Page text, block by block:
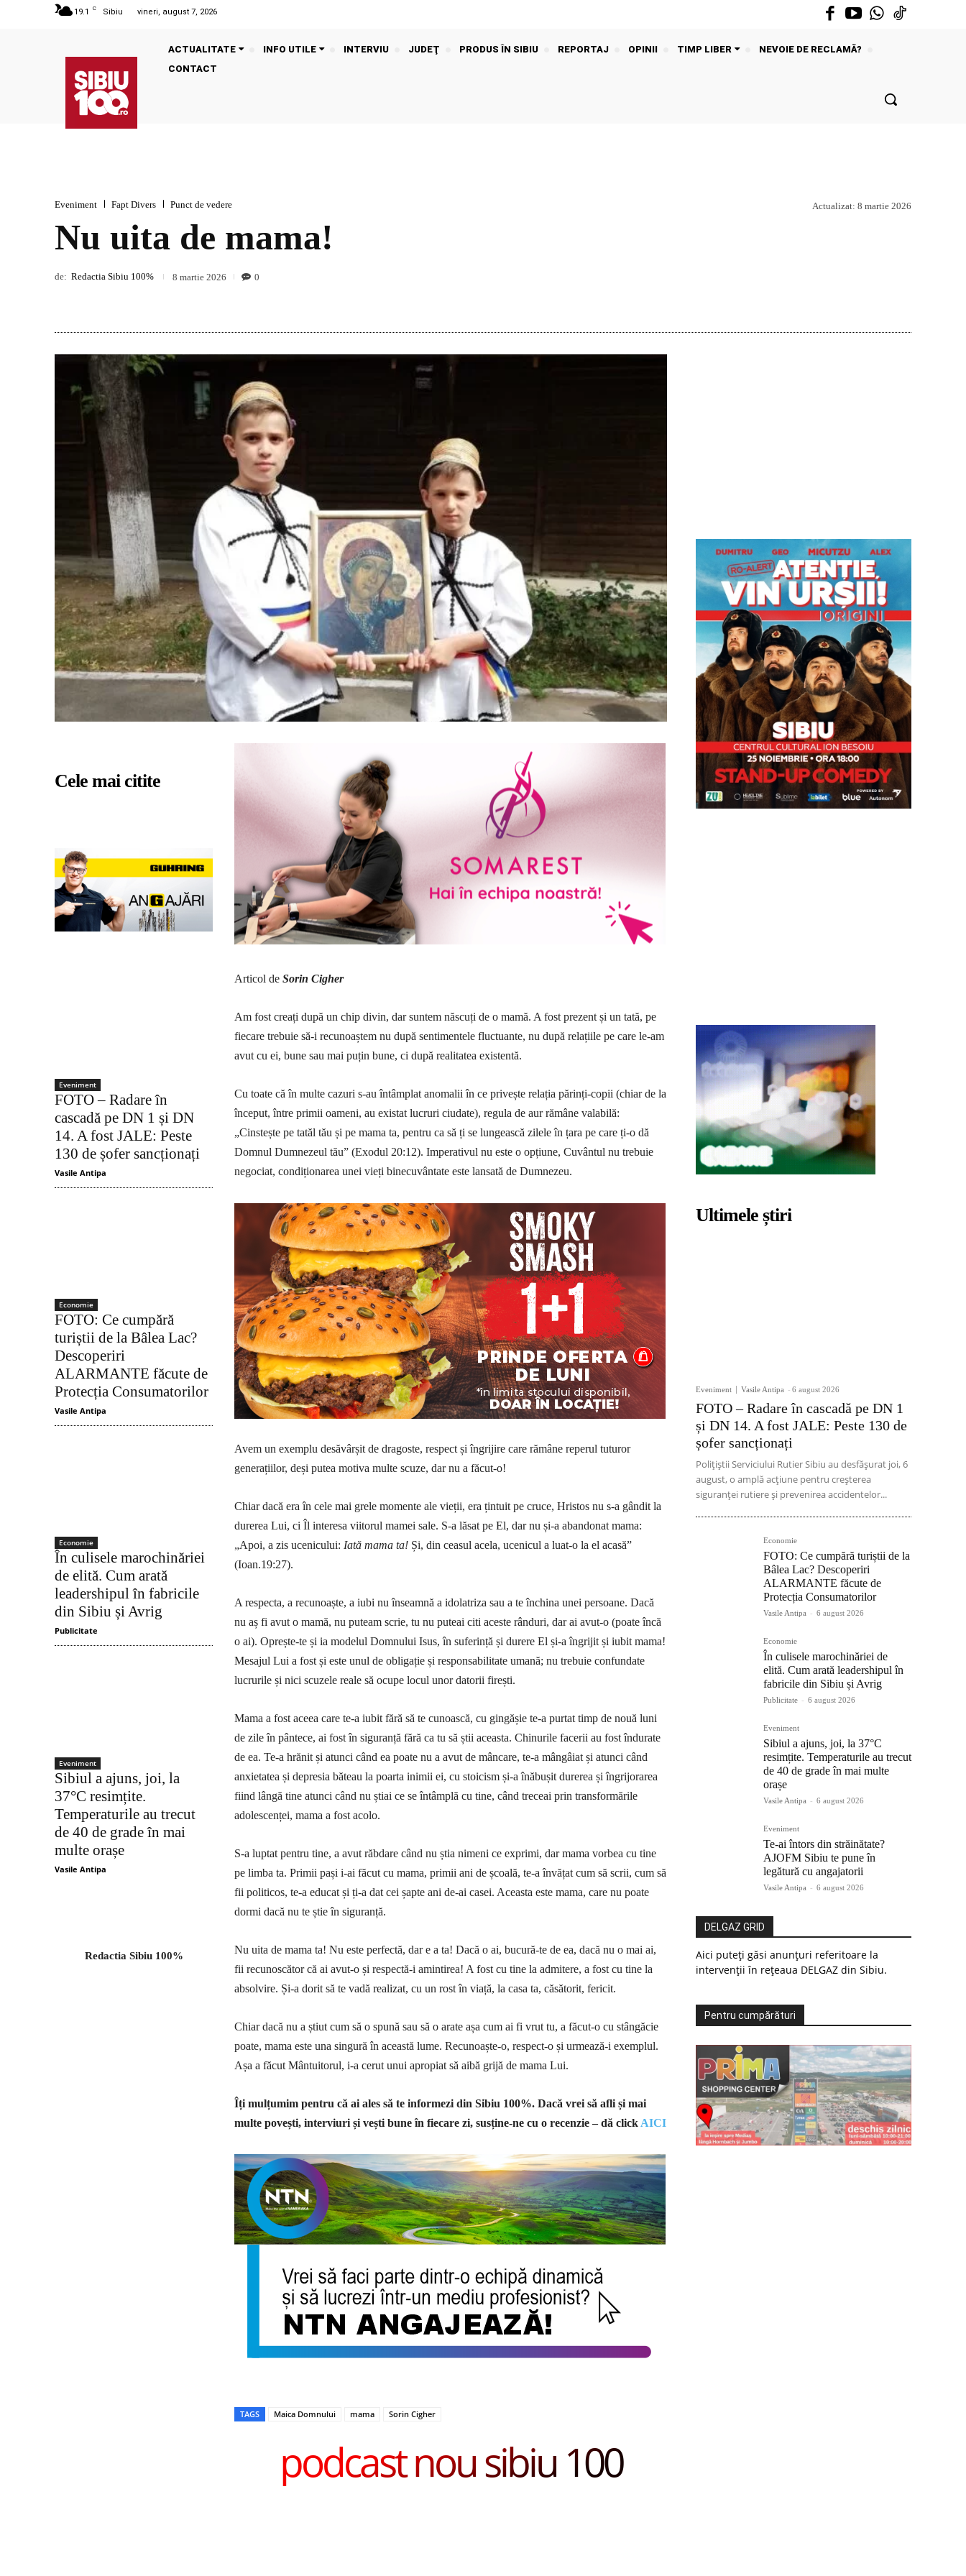
19.1 C Sibiu vineri, august 7, 2026
ACTUALITATE INFO UTILE INTERVIU JUDEŢ PRODUS ÎN SIBIU REPORTAJ OPINII TIMP LIBER
NEVOIE DE RECLAMĂ?
CONTACT
Eveniment Fapt Divers Punct de vedere Actualizat: 8 martie 2026
Nu uita de mama!
de: Redactia Sibiu 100% 8 martie 2026 0
Cele mai citite
Eveniment
FOTO – Radare în
cascadă pe DN 1 și DN
14. A fost JALE: Peste
130 de șofer sancționați
Vasile Antipa
Economie
FOTO: Ce cumpără
turiștii de la Bâlea Lac?
Descoperiri
ALARMANTE făcute de
Protecția Consumatorilor
Vasile Antipa
Economie
În culisele marochinăriei
de elită. Cum arată
leadershipul în fabricile
din Sibiu și Avrig
Publicitate
Eveniment
Sibiul a ajuns, joi, la
37°C resimțite.
Temperaturile au trecut
de 40 de grade în mai
multe orașe
Vasile Antipa
Redactia Sibiu 100%
Articol de Sorin Cigher
Am fost creați după un chip divin, dar suntem născuți de o mamă. A fost prezent și un tată, pe
fiecare trebuie să-i recunoaștem nu după sentimentele fluctuante, nu după relațiile pe care le-am
avut cu ei, bune sau mai puțin bune, ci după realitatea existentă.
Cu toate că în multe cazuri s-au întâmplat anomalii în ce privește relația părinți-copii (chiar de la
început, între primii oameni, au existat lucruri ciudate), regula de aur rămâne valabilă:
„Cinstește pe tatăl tău și pe mama ta, pentru ca să ți se lungească zilele în țara pe care ți-o dă
Domnul Dumnezeul tău” (Exodul 20:12). Imperativul nu este o opțiune, Cuvântul nu trebuie
negociat, condiționarea unei vieți binecuvântate este lansată de Dumnezeu.
Avem un exemplu desăvârșit de dragoste, respect și îngrijire care rămâne reperul tuturor
generațiilor, deși putea motiva multe scuze, dar nu a făcut-o!
Chiar dacă era în cele mai grele momente ale vieții, era țintuit pe cruce, Hristos nu s-a gândit la
durerea Lui, ci Îl interesa viitorul mamei sale. S-a lăsat pe El, dar nu și-a abandonat mama:
„Apoi, a zis ucenicului: Iată mama ta! Și, din ceasul acela, ucenicul a luat-o la el acasă”
(Ioan.19:27).
A respecta, a recunoaște, a iubi nu înseamnă a idolatriza sau a te închina unei persoane. Dacă
nu aș fi avut o mamă, nu puteam scrie, tu nu puteai citi aceste rânduri, dar ai avut-o (poate încă
o ai). Oprește-te și ia modelul Domnului Isus, în suferință și durere El și-a îngrijit și iubit mama!
Mesajul Lui a fost și este unul de obligație și responsabilitate umană; nu trebuie confundate
lucrurile și nici scuzele reale să ocupe locul unor datorii firești.
Mama a fost aceea care te-a iubit fără să te cunoască, cu gingășie te-a purtat timp de nouă luni
de zile în pântece, ai fost în siguranță fără ca tu să știi aceasta. Chinurile facerii au fost îndurate
de ea. Te-a hrănit și atunci când ea poate nu a avut de mâncare, te-a mângâiat și atunci când
anxietatea și depresia băteau la poarta inimii ei, cu stoicism și-a înăbușit durerea și îngrijorarea
fiind lângă tine atunci când nu știai ce se întâmplă cu tine, când treceai prin transformările
adolescenței, mama a fost acolo.
S-a luptat pentru tine, a avut răbdare când nu știa nimeni ce exprimi, dar mama vorbea cu tine
pe limba ta. Primii pași i-ai făcut cu mama, primii ani de școală, te-a învățat cum să scrii, cum să
fii politicos, te-a educat și ți-a dat cei șapte ani de-ai casei. Aceasta este mama, care nu poate
dormi dacă nu te știe în siguranță.
Nu uita de mama ta! Nu este perfectă, dar e a ta! Dacă o ai, bucură-te de ea, dacă nu o mai ai,
fii recunoscător că ai avut-o și respectă-i amintirea! A fost cu tine la admitere, a fost cu tine la
absolvire. Și-a dorit să te vadă realizat, cu un rost în viață, la casa ta, căsătorit, fericit.
Chiar dacă nu a știut cum să o spună sau să o arate așa cum ai fi vrut tu, a făcut-o cu stângăcie
poate, mama este una singură în această lume. Recunoaște-o, respect-o și urmează-i exemplul.
Așa a făcut Mântuitorul, i-a cerut unui apropiat să aibă grijă de mama Lui.
Îți mulțumim pentru că ai ales să te informezi din Sibiu 100%. Dacă vrei să afli și mai
multe povești, interviuri și vești bune în fiecare zi, susține-ne cu o recenzie – dă click AICI
TAGS Maica Domnului mama Sorin Cigher
podcast nou sibiu 100
Ultimele știri
Eveniment Vasile Antipa - 6 august 2026
FOTO – Radare în cascadă pe DN 1
și DN 14. A fost JALE: Peste 130 de
șofer sancționați
Polițiștii Serviciului Rutier Sibiu au desfășurat joi, 6
august, o amplă acțiune pentru creșterea
siguranței rutiere și prevenirea accidentelor...
Economie
FOTO: Ce cumpără turiștii de la
Bâlea Lac? Descoperiri
ALARMANTE făcute de
Protecția Consumatorilor
Vasile Antipa - 6 august 2026
Economie
În culisele marochinăriei de
elită. Cum arată leadershipul în
fabricile din Sibiu și Avrig
Publicitate - 6 august 2026
Eveniment
Sibiul a ajuns, joi, la 37°C
resimțite. Temperaturile au trecut
de 40 de grade în mai multe
orașe
Vasile Antipa - 6 august 2026
Eveniment
Te-ai întors din străinătate?
AJOFM Sibiu te pune în
legătură cu angajatorii
Vasile Antipa - 6 august 2026
DELGAZ GRID
Aici puteți găsi anunțuri referitoare la
intervenții în rețeaua DELGAZ din Sibiu.
Pentru cumpărături